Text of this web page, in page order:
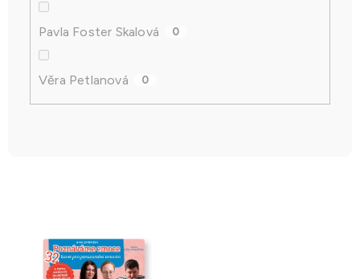
Pavla Foster Skalová 0
Věra Petlanová 0